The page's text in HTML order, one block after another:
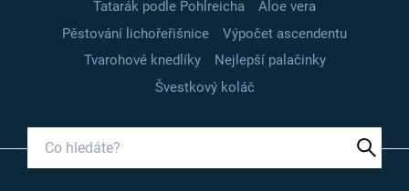
Tatarák podle Pohlreicha
Aloe vera
Pěstování lichořeřišnice
Výpočet ascendentu
Tvarohové knedlíky
Nejlepší palačinky
Švestkový koláč